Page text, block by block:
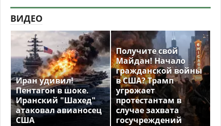
ВИДЕО
Иран удивил!
Пентагон в шоке.
Иранский "Шахед"
атаковал авианосец
США
Получите свой
Майдан! Начало
гражданской войны
в США? Трамп
угрожает
протестантам в
случае захвата
госучреждений